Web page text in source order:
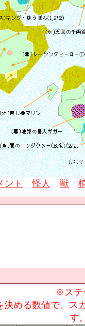
ント 怪人 獣
※ステ
める数値で、ス
す